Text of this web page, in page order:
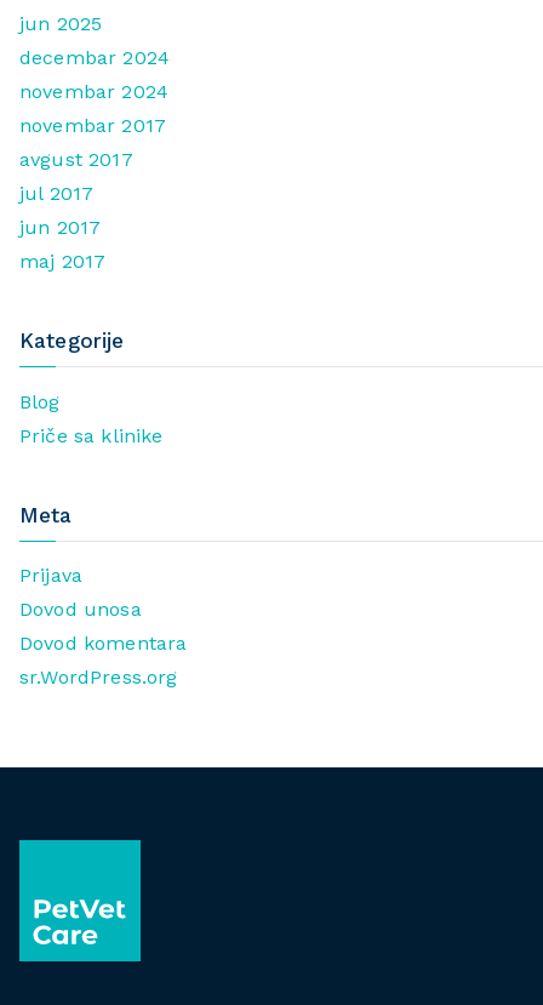
jun 2025
decembar 2024
novembar 2024
novembar 2017
avgust 2017
jul 2017
jun 2017
maj 2017
Kategorije
Blog
Priče sa klinike
Meta
Prijava
Dovod unosa
Dovod komentara
sr.WordPress.org